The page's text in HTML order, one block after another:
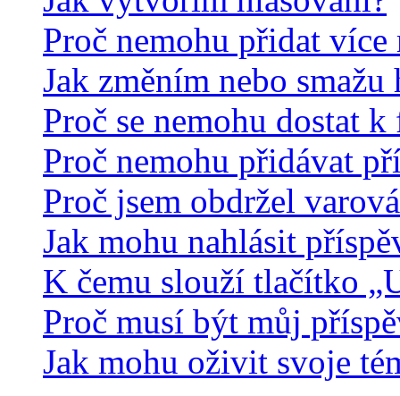
Proč nemohu přidat
Jak změním nebo smažu
Proč se nemohu dostat k
Proč nemohu přidávat
Proč jsem obdržel
Jak mohu nahlásit
K čemu slouží tlačítko
Proč musí být můj
Jak mohu oživit svoje